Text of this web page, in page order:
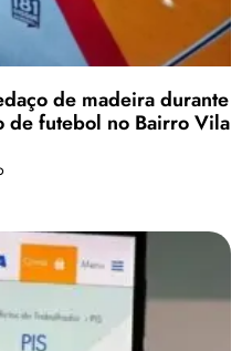
de madeira durante
de futebol no Bairro Vila